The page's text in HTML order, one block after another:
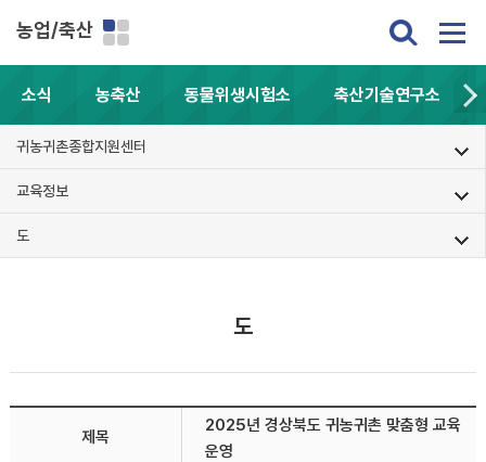
농업/축산
소식 농축산 동물위생시험소 축산기술연구소
귀농귀촌종합지원센터
교육정보
도
도
제목
2025년 경상북도 귀농귀촌 맞춤형 교육
운영